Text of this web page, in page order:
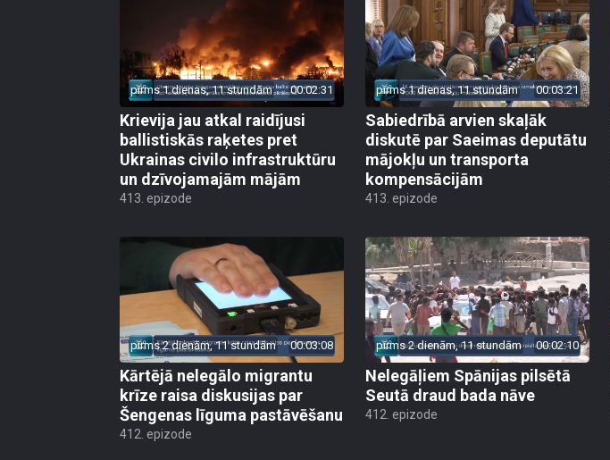
pirms 1 dienas, 11 stundām 00:02:31
Krievija jau atkal raidījusi
ballistiskās raķetes pret
Ukrainas civilo infrastruktūru
un dzīvojamajām mājām
413. epizode
pirms 1 dienas, 11 stundām 00:03:21
Sabiedrībā arvien skaļāk
diskutē par Saeimas deputātu
mājokļu un transporta
kompensācijām
413. epizode
pirms 2 dienām, 11 stundām 00:03:08
Kārtējā nelegālo migrantu
krīze raisa diskusijas par
Šengenas līguma pastāvēšanu
412. epizode
pirms 2 dienām, 11 stundām 00:02:10
Nelegāļiem Spānijas pilsētā
Seutā draud bada nāve
412. epizode